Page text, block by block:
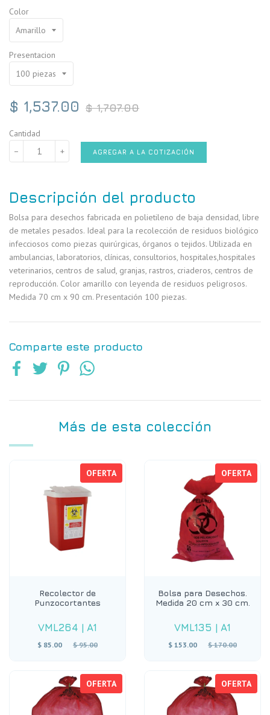
Color
Presentacion
Precio
habitual
$ 1,537.00 $ 1,707.00
Cantidad
−
+ AGREGAR A LA COTIZACIÓN
Descripción del producto
Bolsa para desechos fabricada en polietileno de baja densidad, libre
de metales pesados. Ideal para la recolección de residuos biológico
infecciosos como piezas quirúrgicas, órganos o tejidos. Utilizada en
ambulancias, laboratorios, clínicas, consultorios, hospitales,hospitales
veterinarios, centros de salud, granjas, rastros, criaderos, centros de
reproducción. Color amarillo con leyenda de residuos peligrosos.
Medida 70 cm x 90 cm. Presentación 100 piezas.
Comparte este producto
Más de esta colección
OFERTA
Recolector de
Punzocortantes
VML264 | A1
$ 85.00
Precio
$ 95.00
OFERTA
Bolsa para Desechos.
Medida 20 cm x 30 cm.
VML135 | A1
$ 153.00
Precio
$ 170.00
OFERTA OFERTA